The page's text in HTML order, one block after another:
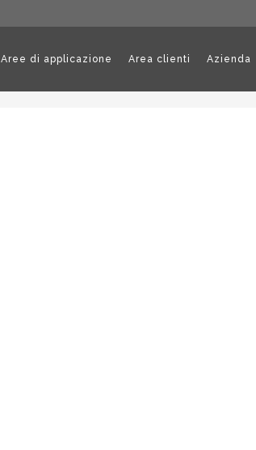
Aree di applicazione Area clienti Azienda